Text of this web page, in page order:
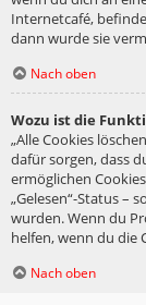
Internetcafé,
dann wurde sie
Nach oben
Wozu ist die
„Alle Cookies
dafür sorgen, dass
ermöglichen
„Gelesen“-Status –
wurden. Wenn du
helfen, wenn du die
Nach oben